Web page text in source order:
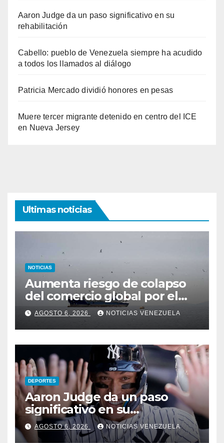
Aaron Judge da un paso significativo en su
rehabilitación
Cabello: pueblo de Venezuela siempre ha acudido
a todos los llamados al diálogo
Patricia Mercado dividió honores en pesas
Muere tercer migrante detenido en centro del ICE
en Nueva Jersey
Ultimas noticias
NOTICIAS
Aumenta riesgo de colapso
del comercio global por el
cierre del estrecho de Ormuz
AGOSTO 6, 2026 NOTICIAS VENEZUELA
DEPORTES
Aaron Judge da un paso
significativo en su
rehabilitación
AGOSTO 6, 2026 NOTICIAS VENEZUELA